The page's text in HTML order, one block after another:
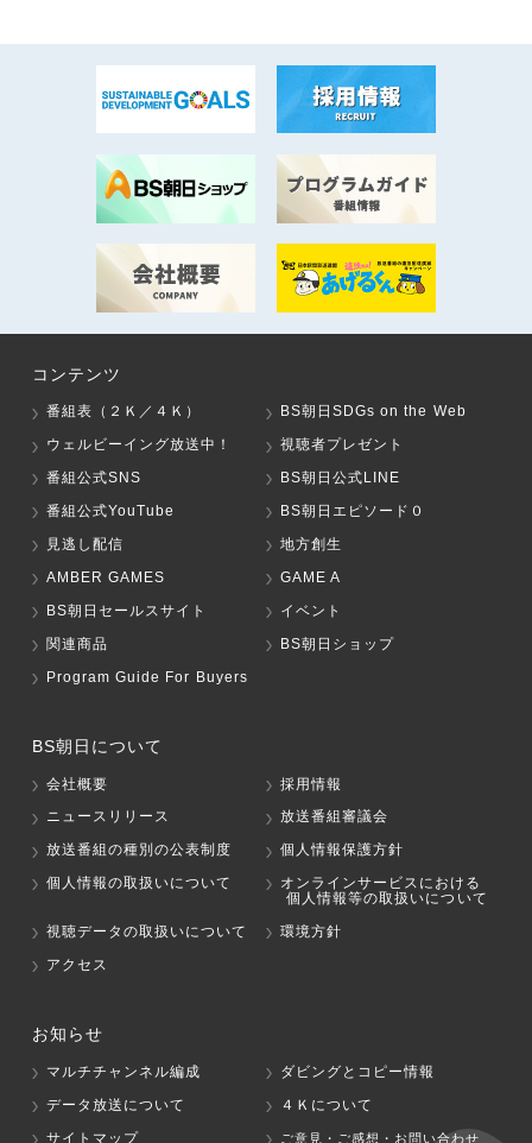
コンテンツ
番組表（２Ｋ／４Ｋ）
BS朝日SDGs on the Web
ウェルビーイング放送中！
視聴者プレゼント
番組公式SNS
BS朝日公式LINE
番組公式YouTube
BS朝日エピソード０
見逃し配信
地方創生
AMBER GAMES
GAME A
BS朝日セールスサイト
イベント
関連商品
BS朝日ショップ
Program Guide For Buyers
BS朝日について
会社概要
採用情報
ニュースリリース
放送番組審議会
放送番組の種別の公表制度
個人情報保護方針
個人情報の取扱いについて
オンラインサービスにおける
個人情報等の取扱いについて
視聴データの取扱いについて
環境方針
アクセス
お知らせ
マルチチャンネル編成
ダビングとコピー情報
データ放送について
４Ｋについて
サイトマップ
ご意見・ご感想・お問い合わせ